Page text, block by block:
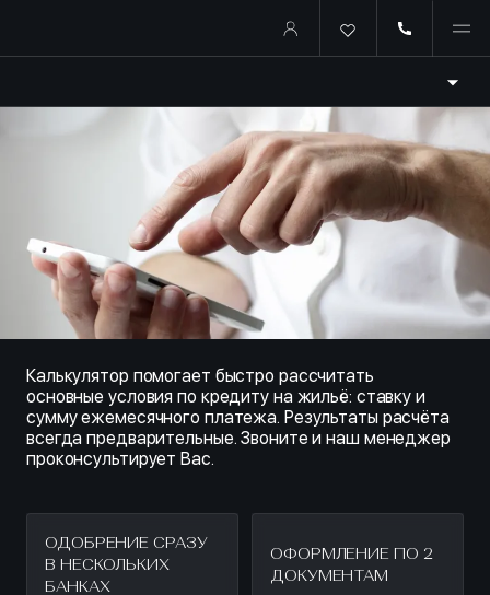
Купить квартиру в ипотеку
Калькулятор помогает быстро рассчитать
основные условия по кредиту на жильё: ставку и
сумму ежемесячного платежа. Результаты расчёта
всегда предварительные. Звоните и наш менеджер
проконсультирует Вас.
ОДОБРЕНИЕ СРАЗУ
В НЕСКОЛЬКИХ
БАНКАХ
ОФОРМЛЕНИЕ ПО 2
ДОКУМЕНТАМ